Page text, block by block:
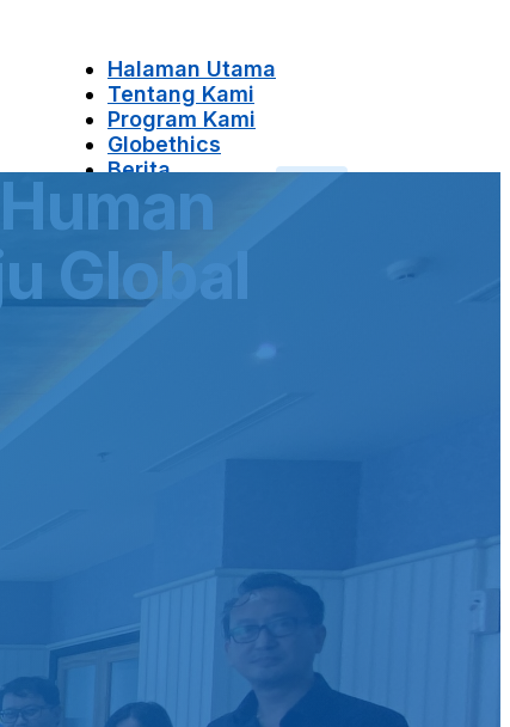
Halaman Utama
Tentang Kami
Program Kami
Globethics
Berita
Kontak Kami
Global